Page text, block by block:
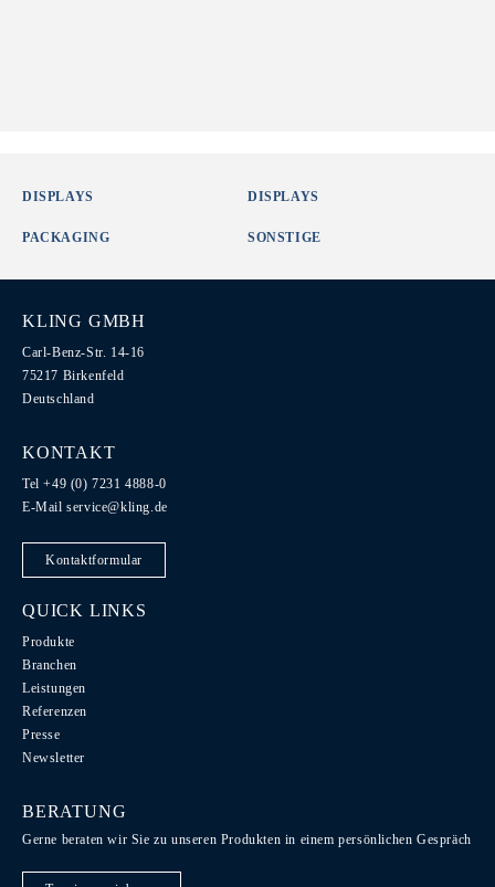
DISPLAYS DISPLAYS
PACKAGING SONSTIGE
KLING GMBH
Carl-Benz-Str. 14-16
75217 Birkenfeld
Deutschland
KONTAKT
Tel +49 (0) 7231 4888-0
E-Mailservice@kling.de
Kontaktformular
QUICK LINKS
Produkte
Branchen
Leistungen
Referenzen
Presse
Newsletter
BERATUNG
Gerne beraten wir Sie zu unseren Produkten in einem persönlichen Gespräch